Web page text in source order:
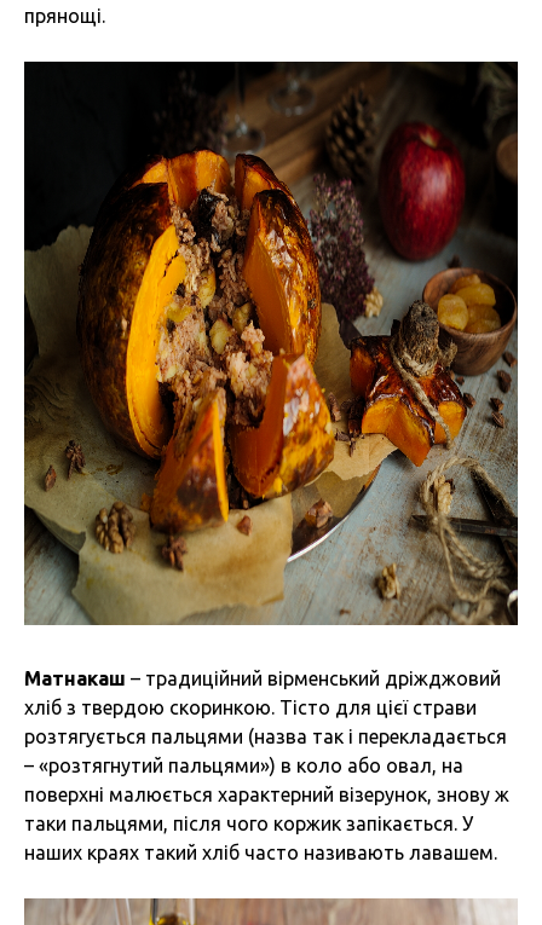
прянощі.
Матнакаш – традиційний вірменський дріжджовий
хліб з твердою скоринкою. Тісто для цієї страви
розтягується пальцями (назва так і перекладається
– «розтягнутий пальцями») в коло або овал, на
поверхні малюється характерний візерунок, знову ж
таки пальцями, після чого коржик запікається. У
наших краях такий хліб часто називають лавашем.